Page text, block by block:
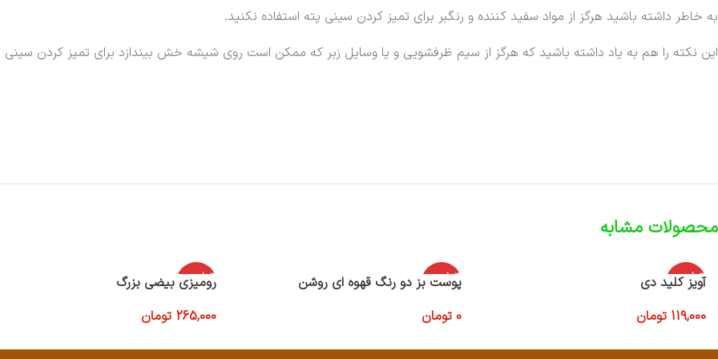
به خاطر داشته باشید هرگز از مواد سفید کننده و رنگبر برای تمیز کردن سینی پته استفاده نکنید.
این نکته را هم به یاد داشته باشید که هرگز از سیم ظرفشویی و یا وسایل زبر که ممکن است روی شیشه خش بیندازد برای تمیز کردن سینی
محصولات مشابه
اتمام موج
ودی
آویز کلید دی
119,000 تومان
اتمام موج
ودی
پوست بز دو رنگ قهوه ای روشن
0 تومان
اتمام موج
ودی
رومیزی بیضی بزرگ
265,000 تومان